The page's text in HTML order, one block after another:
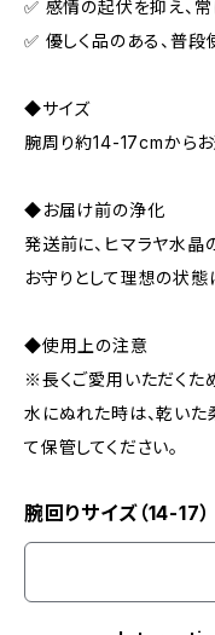
✅ 感情の起伏を抑え、
✅ 優しく品のある、普
◆サイズ
腕周り約14-17cmから
◆お届け前の浄化
発送前に、ヒマラヤ水晶
お守りとして理想の状態
◆使用上の注意
※長くご愛用いただくた
水にぬれた時は、乾いた
て保管してください。
腕回りサイズ（14-17）